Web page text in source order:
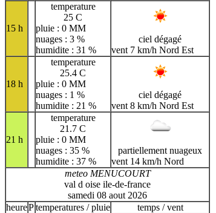
15 h
temperature
25 C
pluie : 0 MM
nuages : 3 %
humidite : 31 %
ciel dégagé
vent 7 km/h Nord Est
18 h
temperature
25.4 C
pluie : 0 MM
nuages : 1 %
humidite : 21 %
ciel dégagé
vent 8 km/h Nord Est
21 h
temperature
21.7 C
pluie : 0 MM
nuages : 35 %
humidite : 37 %
partiellement nuageux
vent 14 km/h Nord
meteo MENUCOURT
val d oise ile-de-france
samedi 08 aout 2026
heurePtemperatures / pluie temps / vent